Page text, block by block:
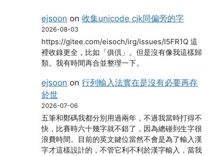
ejsoon on收集unicode cjk同偏旁的字
2026-08-03
https://gitee.com/eisoch/irg/issues/I5FR1Q 這
裡收錄更全，比如「俱倶」。但是沒有像我這樣歸
類。我有時間再合並整理一下。
ejsoon on行列輸入法實在是沒有必要再存
於世
2026-07-06
五筆和鄭碼我都分別用過兩年，不過我當時打得不
快，比賽時六十幾字就不錯了，因為總碰到生字很
浪費時間。目前的英文鍵位當然不會是為了輸入漢
字才這樣設計的，不管它利不利於漢字輸入，當我